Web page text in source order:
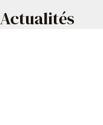
Actualités